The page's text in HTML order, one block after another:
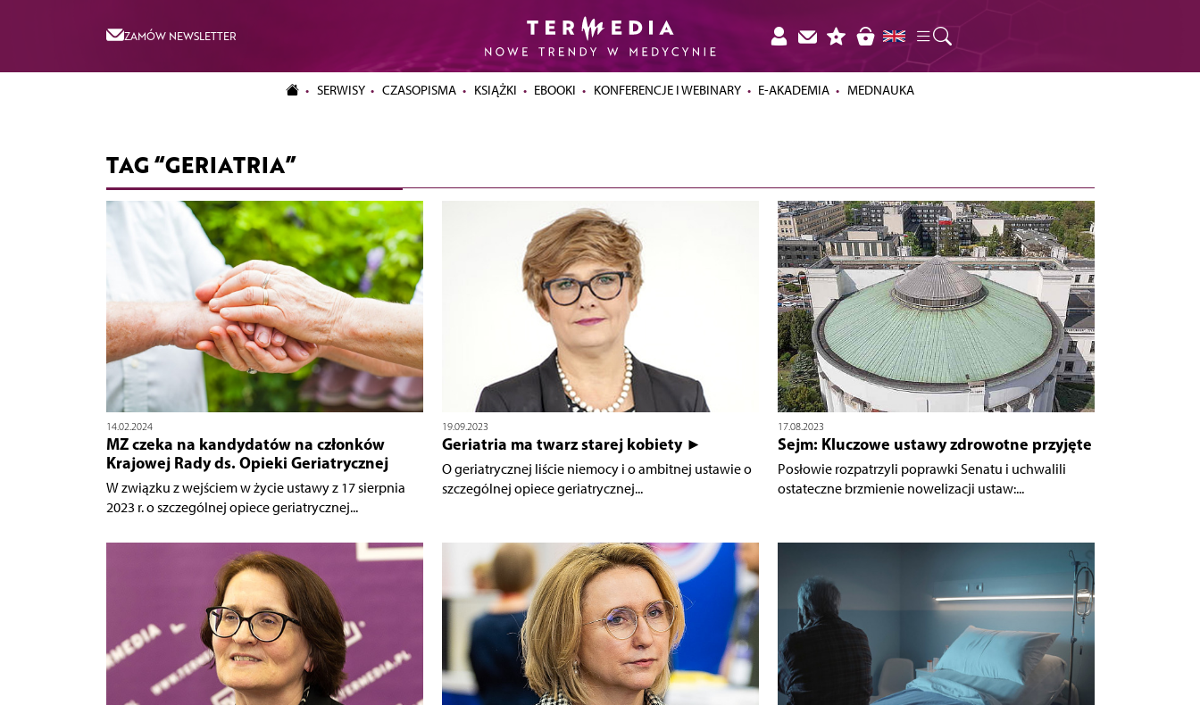
ZAMÓW NEWSLETTER
SERWISY CZASOPISMA KSIĄŻKI EBOOKI KONFERENCJE I WEBINARY E-AKADEMIA MEDNAUKA
TAG “GERIATRIA”
14.02.2024
MZ czeka na kandydatów na członków
Krajowej Rady ds. Opieki Geriatrycznej
W związku z wejściem w życie ustawy z 17 sierpnia
2023 r. o szczególnej opiece geriatrycznej...
19.09.2023
Geriatria ma twarz starej kobiety ►
O geriatrycznej liście niemocy i o ambitnej ustawie o
szczególnej opiece geriatrycznej...
17.08.2023
Sejm: Kluczowe ustawy zdrowotne przyjęte
Posłowie rozpatrzyli poprawki Senatu i uchwalili
ostateczne brzmienie nowelizacji ustaw:...